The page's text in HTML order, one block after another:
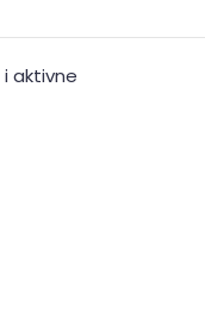
aktivne